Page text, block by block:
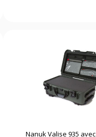
Nanuk Valise 935 avec